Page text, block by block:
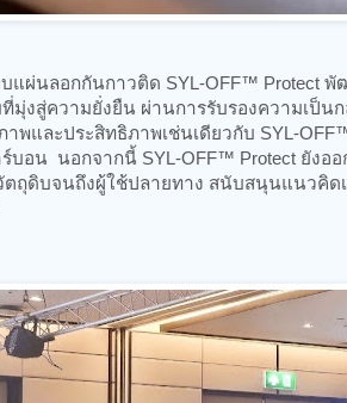
แผ่นลอกกันกาวติด SYL-OFF™ Protect
มุ่งสู่ความยั่งยืน ผ่านการรับรองความเป็น
พและประสิทธิภาพเช่นเดียวกับ SYL-
บอน นอกจากนี้ SYL-OFF™ Protect ยังอ
ถุดิบจนถึงผู้ใช้ปลายทาง สนับสนุนแนวคิดเ